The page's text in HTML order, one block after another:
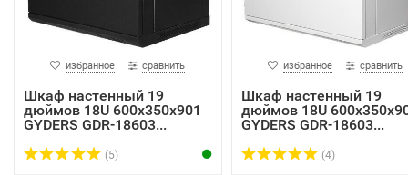
избранное сравнить
Шкаф настенный 19
дюймов 18U 600х350х901
GYDERS GDR-18603...
(5)
избранное сравнить
Шкаф настенный 19
дюймов 18U
GYDERS GDR-18603...
(4)